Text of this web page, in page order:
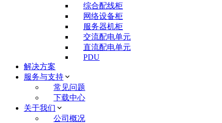
综合配线柜
网络设备柜
服务器机柜
交流配电单元
直流配电单元
PDU
解决方案
服务与支持
常见问题
下载中心
关于我们
公司概况